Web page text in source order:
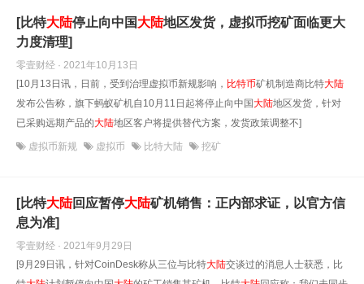
[比特大陆停止向中国大陆地区发货，虚拟币挖矿面临更大
力度清理]
零壹财经 · 2021年10月13日
[10月13日讯，日前，受到治理虚拟币新规影响， 比特币矿机制造商比特大陆
发布公告称，旗下蚂蚁矿机自10月11日起将停止向中国大陆地区发货，针对
已采购远期产品的大陆地区客户将提供替代方案，发货政策调整不]
虚拟币新规 虚拟币 比特大陆 挖矿
[比特大陆回应暂停大陆矿机销售：正内部求证，以官方信
息为准]
零壹财经 · 2021年9月29日
[9月29日讯，针对CoinDesk称从三位与比特大陆交谈过的消息人士获悉，比